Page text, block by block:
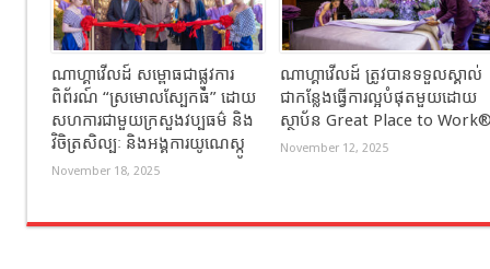
ណាហ្គាវើលដ៍ សម្ពោធជាផ្លូវការ
ពិព័រណ៍ “ស្រមោលស្បែកធំ” ដោយ
សហការជាមួយក្រសួងវប្បធម៌ និង
វិចិត្រសិល្បៈ និងអង្គការយូណេស្កូ
November 18, 2025
ណាហ្គាវើលដ៍ ត្រូវបានទទួលស្គាល់
ជាកន្លែងធ្វើការល្អបំផុតមួយដោយ
ស្ថាប័ន Great Place to
November 12, 2025